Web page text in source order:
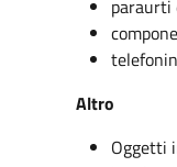
paraurti
Altro
Oggetti